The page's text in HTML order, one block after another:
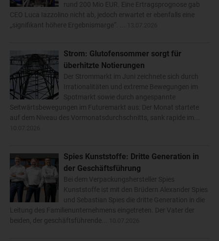
rund 200 Mio EUR. Eine Ertragsprognose gab
CEO Luca Iazzolino nicht ab, jedoch erwartet er ebenfalls eine
„signifikant höhere Ergebnismarge“. ...
Strom: Glutofensommer sorgt für
überhitzte Notierungen
Der Strommarkt im Juni zeichnete sich durch
Irrationalitäten und extreme Bewegungen im
Spotmarkt sowie durch angespannte
Seitwärtsbewegungen im Futuremarkt aus: Der Monat startete
auf dem Niveau des Vormonatsdurchschnitts, sank rapide im...
Spies Kunststoffe: Dritte Generation in
der Geschäftsführung
Bei dem Verpackungshersteller Spies
Kunststoffe ist mit den Brüdern Alexander Spies
und Sebastian Spies die dritte Generation in die
Leitung des Familienunternehmens eingetreten. Der Vater der
beiden, der geschäftsführende...